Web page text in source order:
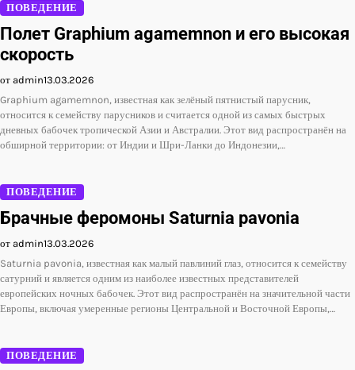
ПОВЕДЕНИЕ
Полет Graphium agamemnon и его высокая
скорость
от admin13.03.2026
Graphium agamemnon, известная как зелёный пятнистый парусник,
относится к семейству парусников и считается одной из самых быстрых
дневных бабочек тропической Азии и Австралии. Этот вид распространён на
обширной территории: от Индии и Шри-Ланки до Индонезии,…
ПОВЕДЕНИЕ
Брачные феромоны Saturnia pavonia
от admin13.03.2026
Saturnia pavonia, известная как малый павлиний глаз, относится к семейству
сатурний и является одним из наиболее известных представителей
европейских ночных бабочек. Этот вид распространён на значительной части
Европы, включая умеренные регионы Центральной и Восточной Европы,…
ПОВЕДЕНИЕ